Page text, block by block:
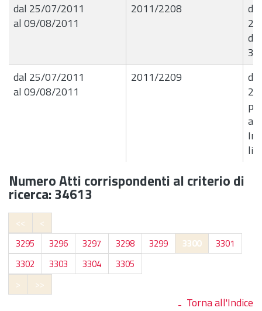
dal 25/07/2011
al 09/08/2011
2011/2208
dal 25/07/2011
al 09/08/2011
2011/2209
Numero Atti corrispondenti al criterio di
ricerca: 34613
<<
<
3295
3296 3297 3298 3299 3300
3301
3302
3303 3304
3305
>
>>
Torna all'Indice